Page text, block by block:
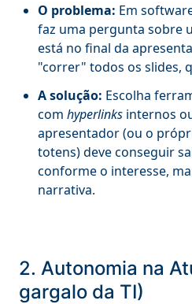
O problema: Em
faz uma pergunta sobre
está no final da
"correr" todos os slides,
A solução: Escolha
com hyperlinks internos
apresentador (ou o
totens) deve conseguir
conforme o interesse,
narrativa.
2. Autonomia na
gargalo da TI)